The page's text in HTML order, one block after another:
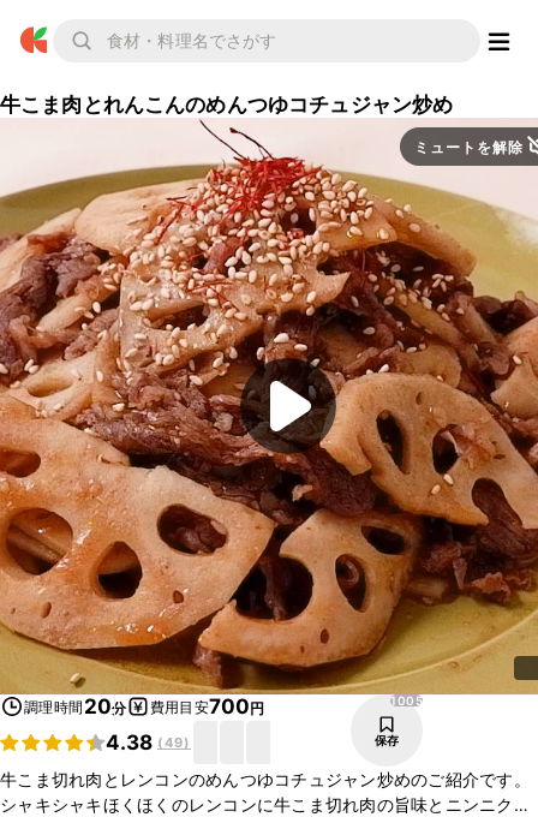
牛こま肉とれんこんのめんつゆコチュジャン炒め
ミュートを解除
調理時間 20分 費用目安700円
4.38 (49)
1005
保存
牛こま切れ肉とレンコンのめんつゆコチュジャン炒めのご紹介です。
シャキシャキほくほくのレンコンに牛こま切れ肉の旨味とニンニク、